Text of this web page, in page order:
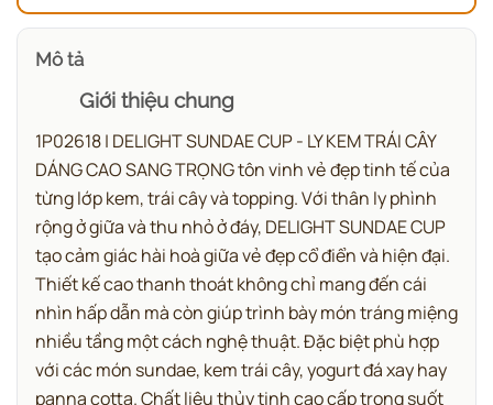
Mô tả
Giới thiệu chung
1P02618 | DELIGHT SUNDAE CUP - LY KEM TRÁI CÂY
DÁNG CAO SANG TRỌNG tôn vinh vẻ đẹp tinh tế của
từng lớp kem, trái cây và topping.Với thân ly phình
rộng ở giữa và thu nhỏ ở đáy, DELIGHT SUNDAE CUP
tạo cảm giác hài hoà giữa vẻ đẹp cổ điển và hiện đại.
Thiết kế cao thanh thoát không chỉ mang đến cái
nhìn hấp dẫn mà còn giúp trình bày món tráng miệng
nhiều tầng một cách nghệ thuật. Đặc biệt phù hợp
với các món sundae, kem trái cây, yogurt đá xay hay
panna cotta.Chất liệu thủy tinh cao cấp trong suốt